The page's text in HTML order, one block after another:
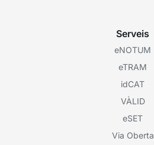
Serveis
eNOTUM
eTRAM
idCAT
VÀLID
eSET
Via Oberta